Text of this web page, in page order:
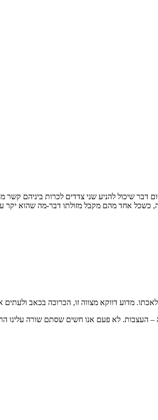
שיכול להניע שני צדדים לכרות ביניהם
מדוע דווקא מצווה זו, הכרוכה בכאב
לא פעם אנו חשים שסתם שורה עלינו